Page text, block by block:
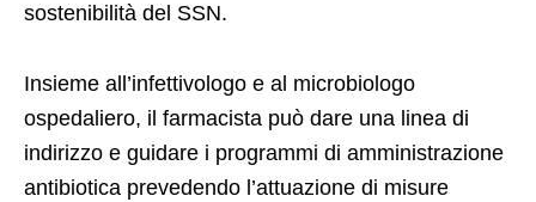
sostenibilità del SSN.
Insieme all’infettivologo e al microbiologo
ospedaliero, il farmacista può dare una linea di
indirizzo e guidare i programmi di amministrazione
antibiotica prevedendo l’attuazione di misure